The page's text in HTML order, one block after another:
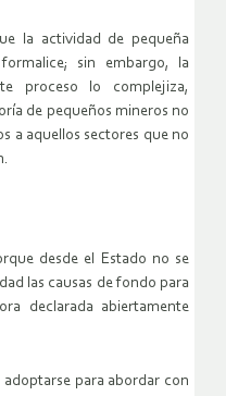
la actividad de pequeña
sin embargo, la
proceso lo complejiza,
de pequeños mineros no
a aquellos sectores que no
desde el Estado no se
las causas de fondo para
declarada abiertamente
para abordar con